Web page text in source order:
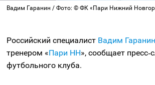
Вадим Гаранин / Фото: © ФК «Пари Нижний
Российский специалист Вадим Гаранин
тренером «Пари НН», сообщает
футбольного клуба.